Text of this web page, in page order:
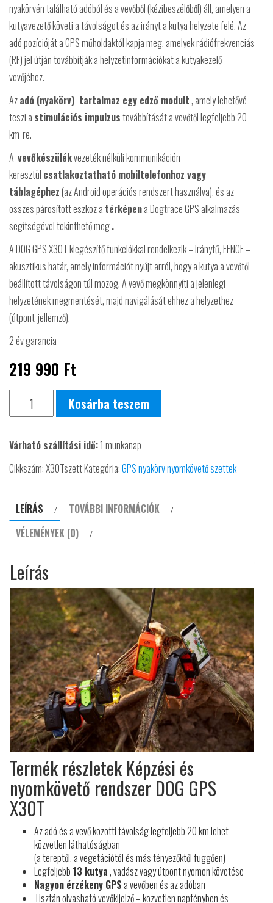
nyakörvén található adóból és a vevőből (kézibeszélőből) áll, amelyen a
kutyavezető követi a távolságot és az irányt a kutya helyzete felé. Az
adó pozícióját a GPS műholdaktól kapja meg, amelyek rádiófrekvenciás
(RF) jel útján továbbítják a helyzetinformációkat a kutyakezelő
vevőjéhez.
Azadó (nyakörv) tartalmaz egy edző modult, amely lehetővé
teszi a stimulációs impulzustovábbítását a vevőtől legfeljebb 20
km-re.
A vevőkészülékvezeték nélküli kommunikáción
keresztül csatlakoztatható mobiltelefonhoz vagy
táblagéphez(az Android operációs rendszert használva), és az
összes párosított eszköz a térképena Dogtrace GPS alkalmazás
segítségével tekinthető meg.
A DOG GPS X30T kiegészítő funkciókkal rendelkezik – iránytű, FENCE –
akusztikus határ, amely információt nyújt arról, hogy a kutya a vevőtől
beállított távolságon túl mozog. A vevő megkönnyíti a jelenlegi
helyzetének megmentését, majd navigálását ehhez a helyzethez
(útpont-jellemző).
2 év garancia
219 990 Ft
GPS
Professzionális
helymeghatározó
elektromos
nyakörv
DOGTRACE
színű
mennyiség
Kosárba teszem
Várható szállítási idő:1 munkanap
Cikkszám:X30TszettKategória:GPS nyakörv nyomkövető szettek
LEÍRÁS
TOVÁBBI INFORMÁCIÓK
VÉLEMÉNYEK (0)
Leírás
Termék részletek Képzési és
nyomkövető rendszer DOG GPS
X30T
Az adó és a vevő közötti távolság legfeljebb 20 km lehet
közvetlen láthatóságban
(a tereptől, a vegetációtól és más tényezőktől függően)
Legfeljebb 13 kutya, vadász vagy útpont nyomon követése
Nagyon érzékeny GPSa vevőben és az adóban
Tisztán olvasható vevőkijelző – közvetlen napfényben és